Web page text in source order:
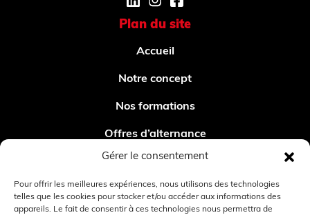
Gérer le consentement
Pour offrir les meilleures expériences, nous utilisons des technologies
telles que les cookies pour stocker et/ou accéder aux informations des
appareils. Le fait de consentir à ces technologies nous permettra de
Plan du site
Accueil
Notre concept
Nos formations
Offres d’alternance
Nos métiers
Contact